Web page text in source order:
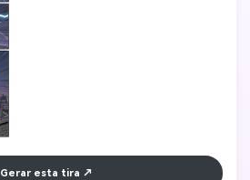
Gerar esta tira